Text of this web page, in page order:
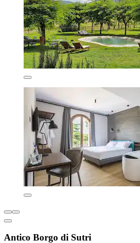
Antico Borgo di Sutri